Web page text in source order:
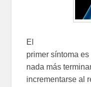
El
primer síntoma
nada más
incrementarse al